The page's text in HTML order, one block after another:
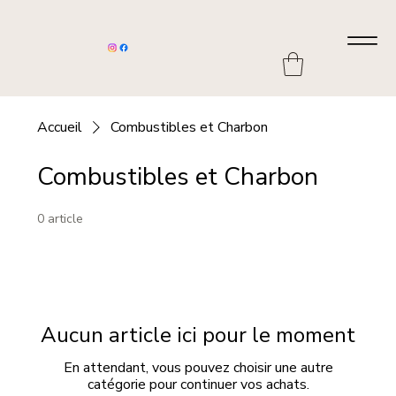
Accueil Combustibles et Charbon
Combustibles et Charbon
0 article
Aucun article ici pour le moment
En attendant, vous pouvez choisir une autre
catégorie pour continuer vos achats.